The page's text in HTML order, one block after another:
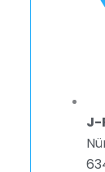
J-